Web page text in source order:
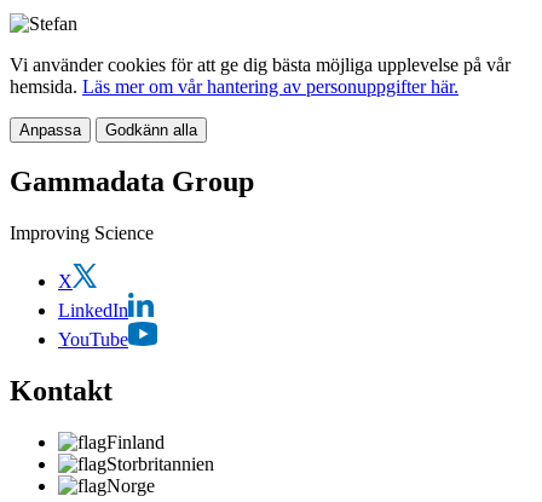
Vi använder cookies för att ge dig bästa möjliga upplevelse på vår
hemsida. Läs mer om vår hantering av personuppgifter här.
Anpassa Godkänn alla
Gammadata Group
Improving Science
X
LinkedIn
YouTube
Kontakt
Finland
Storbritannien
Norge